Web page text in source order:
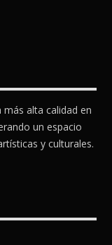
alta calidad en
un espacio
y culturales.